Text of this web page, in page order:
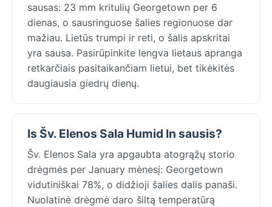
sausas: 23 mm kritulių Georgetown per 6
dienas, o sausringuose šalies regionuose dar
mažiau. Lietūs trumpi ir reti, o šalis apskritai
yra sausa. Pasirūpinkite lengva lietaus apranga
retkarčiais pasitaikančiam lietui, bet tikėkitės
daugiausia giedrų dienų.
Is Šv. Elenos Sala Humid In sausis?
Šv. Elenos Sala yra apgaubta atogrąžų storio
drėgmės per January mėnesį: Georgetown
vidutiniškai 78%, o didžioji šalies dalis panaši.
Nuolatinė drėgmė daro šiltą temperatūrą